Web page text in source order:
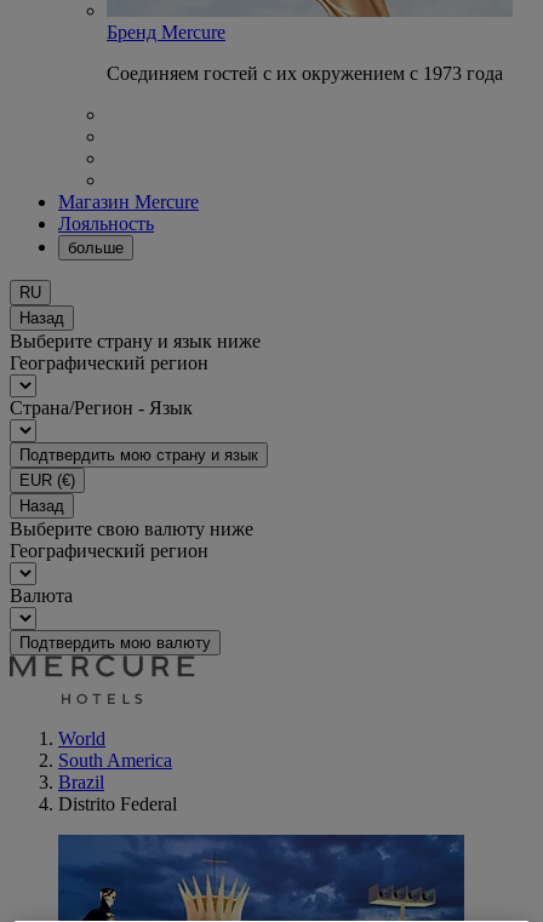
Бренд Mercure
Соединяем гостей с их окружением с 1973 года
Магазин Mercure
Лояльность
больше
RU
Назад
Выберите страну и язык ниже
Географический регион
Страна/Регион - Язык
Подтвердить мою страну и язык
EUR (€)
Назад
Выберите свою валюту ниже
Географический регион
Валюта
Подтвердить мою валюту
World
South America
Brazil
Distrito Federal